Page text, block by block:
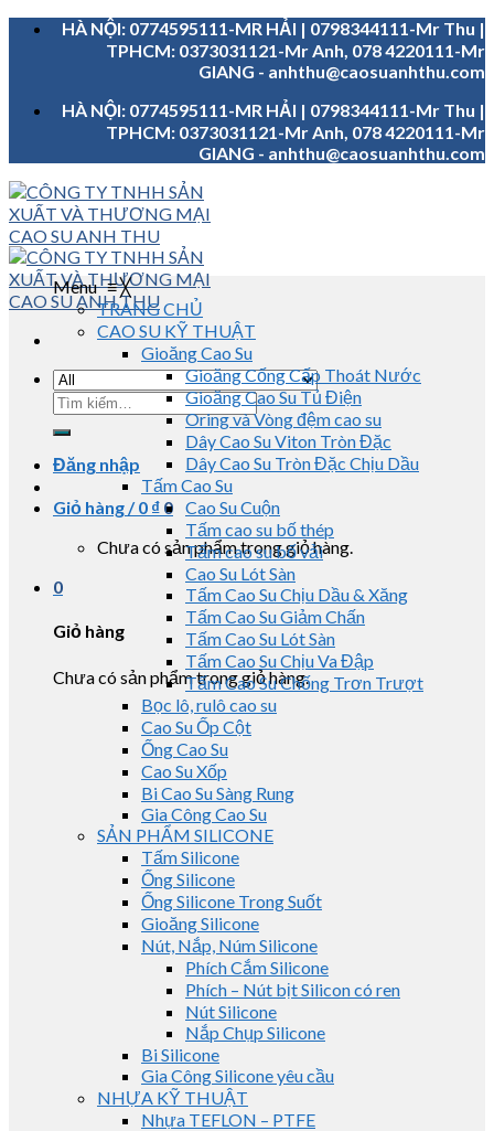
Skip
HÀ NỘI: 0774595111-MR HẢI | 0798344111-Mr Thu |
TPHCM: 0373031121-Mr Anh, 078 4220111-Mr
GIANG - anhthu@caosuanhthu.com
HÀ NỘI: 0774595111-MR HẢI | 0798344111-Mr Thu |
TPHCM: 0373031121-Mr Anh, 078 4220111-Mr
GIANG - anhthu@caosuanhthu.com
Tìm
kiếm:
Đăng nhập
Giỏ hàng /0 ₫ 0
Chưa có sản phẩm trong giỏ hàng.
0
Giỏ hàng
Chưa có sản phẩm trong giỏ hàng.
Menu≡╳
TRANG CHỦ
CAO SU KỸ THUẬT
Gioăng Cao Su
Gioăng Cống Cấp Thoát Nước
Gioăng Cao Su Tủ Điện
Oring và Vòng đệm cao su
Dây Cao Su Viton Tròn Đặc
Dây Cao Su Tròn Đặc Chịu Dầu
Tấm Cao Su
Cao Su Cuộn
Tấm cao su bố thép
Tấm cao su bố vải
Cao Su Lót Sàn
Tấm Cao Su Chịu Dầu & Xăng
Tấm Cao Su Giảm Chấn
Tấm Cao Su Lót Sàn
Tấm Cao Su Chịu Va Đập
Tấm Cao Su Chống Trơn Trượt
Bọc lô, rulô cao su
Cao Su Ốp Cột
Ống Cao Su
Cao Su Xốp
Bi Cao Su Sàng Rung
Gia Công Cao Su
SẢN PHẨM SILICONE
Tấm Silicone
Ống Silicone
Ống Silicone Trong Suốt
Gioăng Silicone
Nút, Nắp, Núm Silicone
Phích Cắm Silicone
Phích – Nút bịt Silicon có ren
Nút Silicone
Nắp Chụp Silicone
Bi Silicone
Gia Công Silicone yêu cầu
NHỰA KỸ THUẬT
Nhựa TEFLON – PTFE